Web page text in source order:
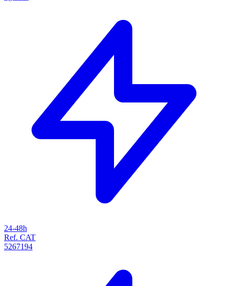
24-48h
Ref. CAT
5267194